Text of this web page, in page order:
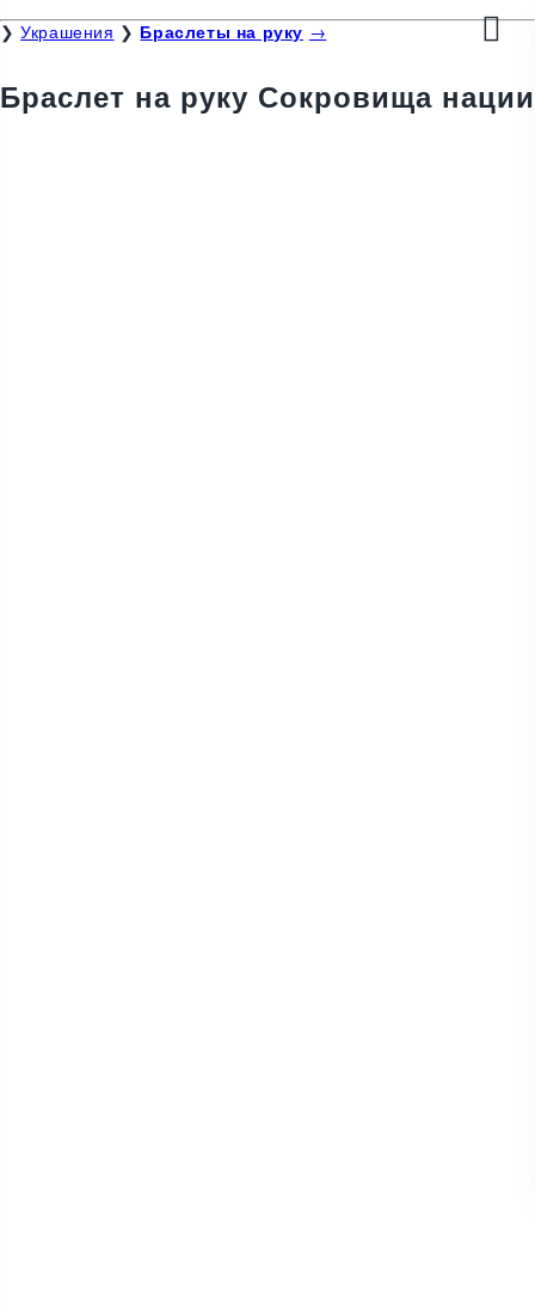
❯ Украшения ❯ Браслеты на руку →
Браслет на руку Сокровища нации